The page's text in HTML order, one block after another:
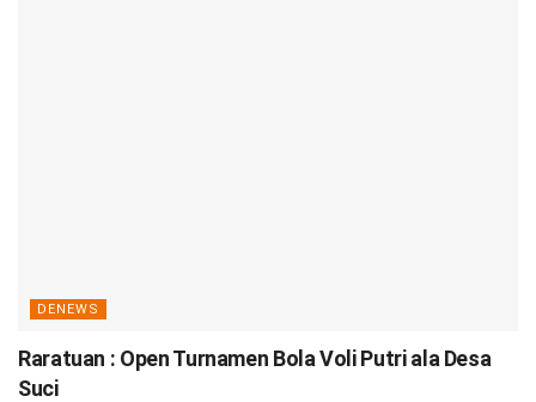
DENEWS
Raratuan : Open Turnamen Bola Voli Putri ala Desa
Suci